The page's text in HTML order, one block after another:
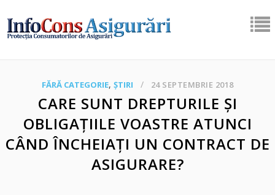
FĂRĂ CATEGORIE, ȘTIRI 24 SEPTEMBRIE 2018
CARE SUNT DREPTURILE ȘI
OBLIGAȚIILE VOASTRE ATUNCI
CÂND ÎNCHEIAȚI UN CONTRACT DE
ASIGURARE?